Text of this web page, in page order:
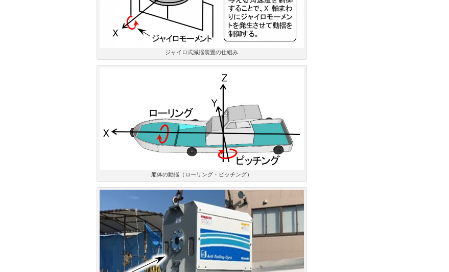
ジャイロ式減揺装置の仕組み
船体の動揺（ローリング・ピッチング）